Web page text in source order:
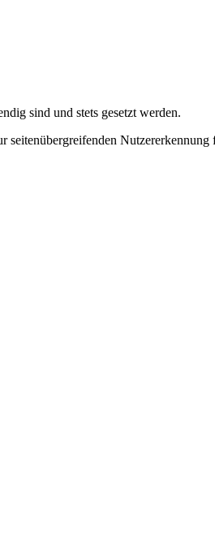
sind und stets gesetzt werden.